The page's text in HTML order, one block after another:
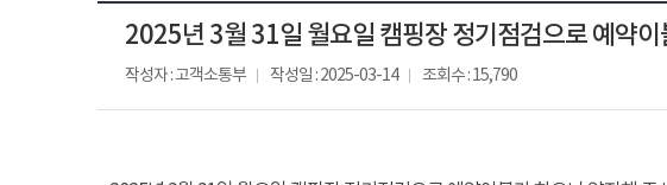
2025년 3월 31일 월요일 캠핑장 정기점검으로 예약
작성자 : 고객소통부 작성일 : 2025-03-14 조회수 : 15,790